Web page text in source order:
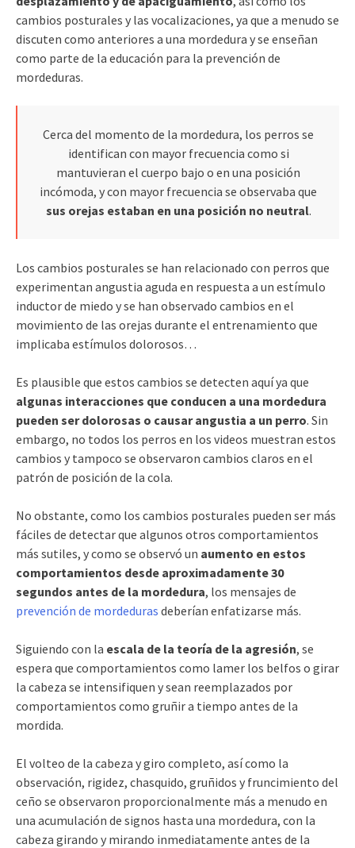
cambios posturales y las vocalizaciones, ya que a menudo se
discuten como anteriores a una mordedura y se enseñan
como parte de la educación para la prevención de
mordeduras.
Cerca del momento de la mordedura, los perros se
identifican con mayor frecuencia como si
mantuvieran el cuerpo bajo o en una posición
incómoda, y con mayor frecuencia se observaba que
sus orejas estaban en una posición no neutral.
Los cambios posturales se han relacionado con perros que
experimentan angustia aguda en respuesta a un estímulo
inductor de miedo y se han observado cambios en el
movimiento de las orejas durante el entrenamiento que
implicaba estímulos dolorosos…
Es plausible que estos cambios se detecten aquí ya que
algunas interacciones que conducen a una mordedura
pueden ser dolorosas o causar angustia a un perro. Sin
embargo, no todos los perros en los videos muestran estos
cambios y tampoco se observaron cambios claros en el
patrón de posición de la cola.
No obstante, como los cambios posturales pueden ser más
fáciles de detectar que algunos otros comportamientos
más sutiles, y como se observó un aumento en estos
comportamientos desde aproximadamente 30
segundos antes de la mordedura, los mensajes de
prevención de mordeduras deberían enfatizarse más.
Siguiendo con la escala de la teoría de la agresión, se
espera que comportamientos como lamer los belfos o girar
la cabeza se intensifiquen y sean reemplazados por
comportamientos como gruñir a tiempo antes de la
mordida.
El volteo de la cabeza y giro completo, así como la
observación, rigidez, chasquido, gruñidos y fruncimiento del
ceño se observaron proporcionalmente más a menudo en
una acumulación de signos hasta una mordedura, con la
cabeza girando y mirando inmediatamente antes de la